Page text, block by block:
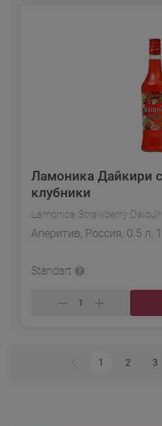
Ламоника Дайкири
клубники
Lamonica Strawberry
Аперитив, Россия, 0.5 л,
Standart
1 2 3